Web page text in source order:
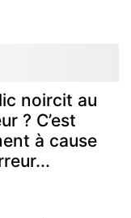
noircit au
? C’est
à cause